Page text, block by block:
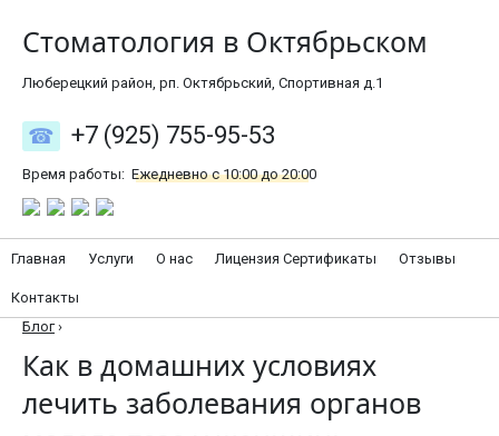
Стоматология в Октябрьском
Люберецкий район, рп. Октябрьский, Спортивная д.1
+7 (925) 755-95-53
Время работы: Ежедневно с 10:00 до 20:00
Главная Услуги О нас Лицензия Сертификаты Отзывы
Контакты
Блог ›
Как в домашних условиях
лечить заболевания органов